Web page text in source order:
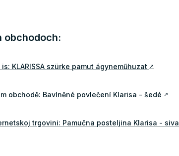
obchodoch:
KLARISSA szürke pamut ágyneműhuzat ↗
obchodě: Bavlněné povlečení Klarisa - šedé ↗
trgovini: Pamučna posteljina Klarisa - siva